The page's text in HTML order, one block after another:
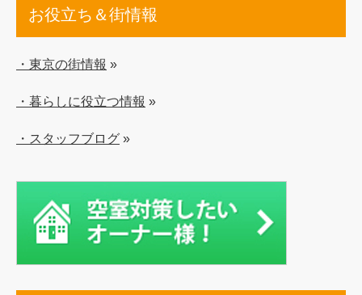
お役立ち＆街情報
・東京の街情報 »
・暮らしに役立つ情報 »
・スタッフブログ »